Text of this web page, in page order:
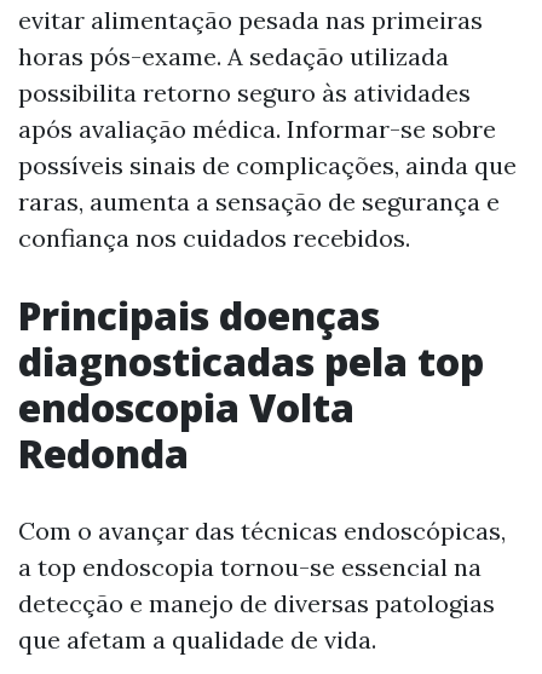
evitar alimentação pesada nas primeiras
horas pós-exame. A sedação utilizada
possibilita retorno seguro às atividades
após avaliação médica. Informar-se sobre
possíveis sinais de complicações, ainda que
raras, aumenta a sensação de segurança e
confiança nos cuidados recebidos.
Principais doenças
diagnosticadas pela top
endoscopia Volta
Redonda
Com o avançar das técnicas endoscópicas,
a top endoscopia tornou-se essencial na
detecção e manejo de diversas patologias
que afetam a qualidade de vida.